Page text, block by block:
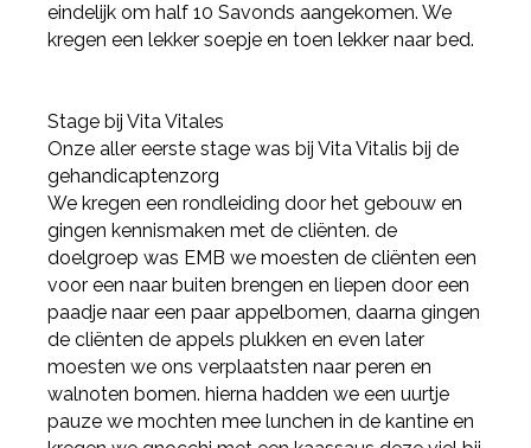
eindelijk om half 10 Savonds aangekomen. We
kregen een lekker soepje en toen lekker naar bed.
Stage bij Vita Vitales
Onze aller eerste stage was bij Vita Vitalis bij de
gehandicaptenzorg
We kregen een rondleiding door het gebouw en
gingen kennismaken met de cliënten. de
doelgroep was EMB we moesten de cliënten een
voor een naar buiten brengen en liepen door een
paadje naar een paar appelbomen, daarna gingen
de cliënten de appels plukken en even later
moesten we ons verplaatsten naar peren en
walnoten bomen. hierna hadden we een uurtje
pauze we mochten mee lunchen in de kantine en